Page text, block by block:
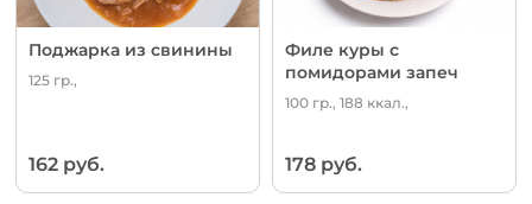
Поджарка из свинины
125 гр.,
162 руб.
Филе куры с
помидорами запеч
100 гр., 188 ккал.,
178 руб.